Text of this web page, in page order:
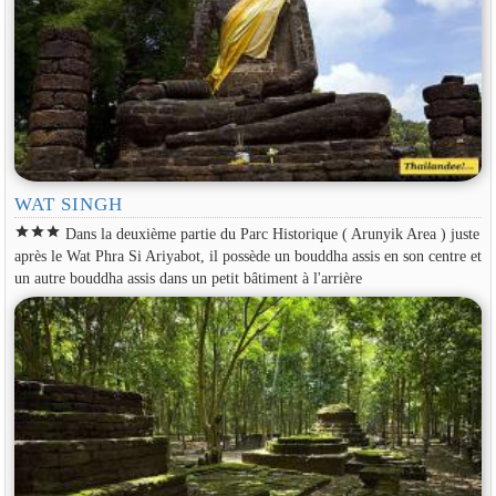
WAT SINGH
starstarstar Dans la deuxième partie du Parc Historique ( Arunyik Area ) juste
après le Wat Phra Si Ariyabot, il possède un bouddha assis en son centre et
un autre bouddha assis dans un petit bâtiment à l'arrière